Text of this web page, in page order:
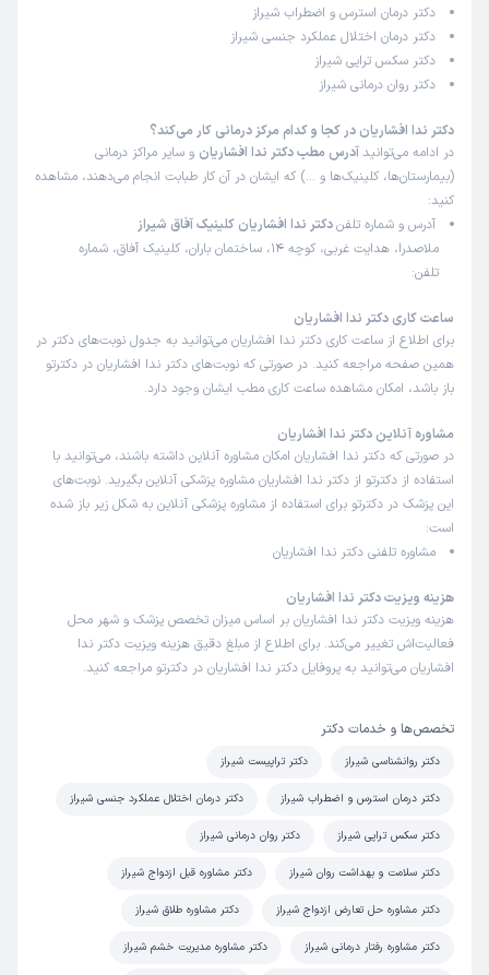
دکتر بسیار آرام و متین بودند. به صحبت‌هایم با دقت و حوصله
گوش دادند و توضیحات بسیار به‌جا و قابل قبولی در مورد
مشکل من ارائه کردند. فضای مطب امن و آرامش‌بخش بود. از
مشاوره ایشان بسیار راضی هستم و قطعاً ادامه خواهم داد.
کاربر دکترتو
کاربر آزاد
این پزشک را پیشنهاد میکنم
جلساتم داره به خوبی پیش میره✨️
علت مراجعه: درمان اختلالات اضطرابی و استرس
کاربر دکترتو
(
1404/07/24
این پزشک را پیشنهاد میکنم
دکتر بسیار آرام و صبور هستند و فضای امنی برای صحبت کردن
ایجاد می‌کنند. نقطه قوت ایشان گوش دادن فعال و ارائه
توضیحات و تحلیل‌های قابل درک و کاربردی است. از جلسه اول
نتیجۀ ملموس داشتم و بسیار راضی هستم.
(
1404/07/17
این پزشک را پیشنهاد میکنم
زمان انتظار:0-15 دقیقه
تا اینجا که خیلی راضیم خانم دکتر واقعا مهارت بالایی دارند.
دکتر درمان استرس و اضطراب شیراز
دکتر درمان اختلال عملکرد جنسی شیراز
دکتر سکس تراپی شیراز
دکتر روان درمانی شیراز
دکتر ندا افشاریان در کجا و کدام مرکز درمانی کار می‌کند؟
در ادامه می‌توانید آدرس مطب دکتر ندا افشاریان و سایر مراکز درمانی
(بیمارستان‌ها، کلینیک‌ها و …) که ایشان در آن کار طبابت انجام می‌دهند، مشاهده
کنید:
آدرس و شماره تلفندکتر ندا افشاریان کلینیک آفاق شیراز
ملاصدرا، هدایت غربی، کوچه 14، ساختمان باران، کلینیک آفاق، شماره
تلفن:
ساعت کاری دکتر ندا افشاریان
برای اطلاع از ساعت کاری دکتر ندا افشاریان می‌توانید به جدول نوبت‌های دکتر در
همین صفحه مراجعه کنید. در صورتی که نوبت‌های دکتر ندا افشاریان در دکترتو
باز باشد، امکان مشاهده ساعت کاری مطب ایشان وجود دارد.
مشاوره آنلاین دکتر ندا افشاریان
در صورتی که دکتر ندا افشاریان امکان مشاوره آنلاین داشته باشند، می‌توانید با
استفاده از دکترتو از دکتر ندا افشاریان مشاوره پزشکی آنلاین بگیرید. نوبت‌های
این پزشک در دکترتو برای استفاده از مشاوره پزشکی آنلاین به شکل زیر باز شده
است:
مشاوره تلفنی دکتر ندا افشاریان
هزینه ویزیت دکتر ندا افشاریان
هزینه ویزیت دکتر ندا افشاریان بر اساس میزان تخصص پزشک و شهر محل
فعالیت‌اش تغییر می‌کند. برای اطلاع از مبلغ دقیق هزینه ویزیت دکتر ندا
افشاریان می‌توانید به پروفایل دکتر ندا افشاریان در دکترتو مراجعه کنید.
تخصص‌ها و خدمات دکتر
دکتر روانشناسی شیراز دکتر تراپیست شیراز
دکتر درمان استرس و اضطراب شیراز دکتر درمان اختلال عملکرد جنسی شیراز
دکتر سکس تراپی شیراز دکتر روان درمانی شیراز
دکتر سلامت و بهداشت روان شیراز دکتر مشاوره قبل ازدواج شیراز
دکتر مشاوره حل تعارض ازدواج شیراز دکتر مشاوره طلاق شیراز
دکتر مشاوره رفتار درمانی شیراز دکتر مشاوره مدیریت خشم شیراز